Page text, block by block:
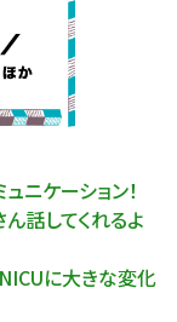
ニケーション！
話してくれるよ
に大きな変化